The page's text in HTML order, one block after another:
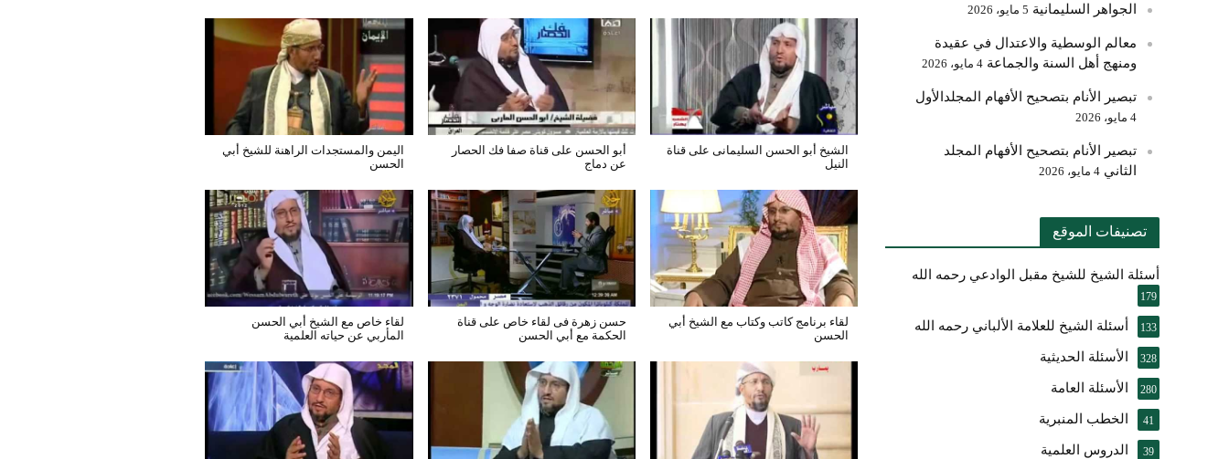
اليمن والمستجدات الراهنة للشيخ أبي
الحسن
أبو الحسن على قناة صفا فك الحصار
عن دماج
الشيخ أبو الحسن السليمانى على قناة
النيل
لقاء خاص مع الشيخ أبي الحسن
المأربي عن حياته العلمية
حسن زهرة فى لقاء خاص على قناة
الحكمة مع أبي الحسن
لقاء برنامج كاتب وكتاب مع الشيخ أبي
الحسن
الجواهر السليمانية 5 مايو، 2026
معالم الوسطية والاعتدال في عقيدة
ومنهج أهل السنة والجماعة 4 مايو، 2026
تبصير الأنام بتصحيح الأفهام المجلدالأول
4 مايو، 2026
تبصير الأنام بتصحيح الأفهام المجلد
الثاني 4 مايو، 2026
تصنيفات الموقع
أسئلة الشيخ للشيخ مقبل الوادعي رحمه الله
179
أسئلة الشيخ للعلامة الألباني رحمه الله 133
الأسئلة الحديثية 328
الأسئلة العامة 280
الخطب المنبرية 41
الدروس العلمية 39